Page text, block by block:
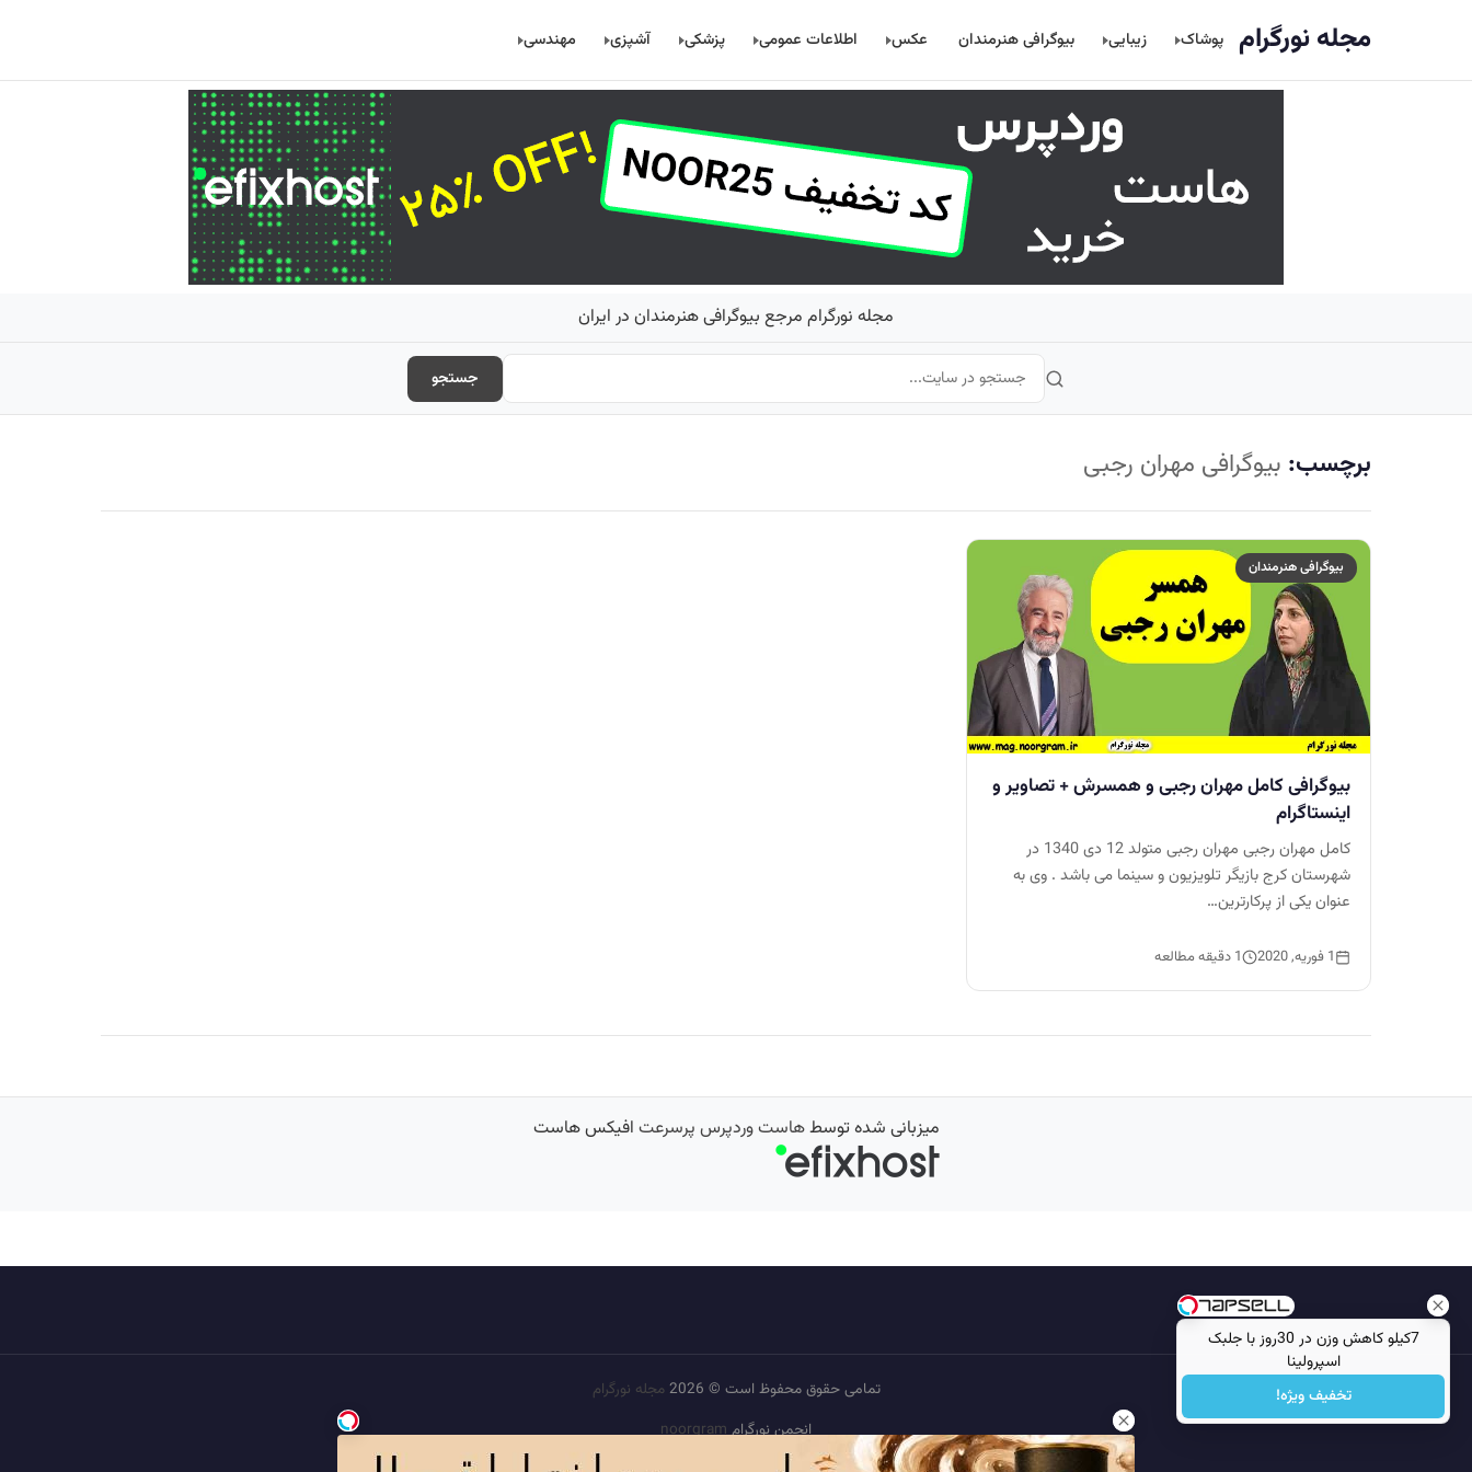
7کیلو کاهش وزن در 30روز با جلبک
اسپرولینا
تخفیف ویژه!
مجله نورگرام پوشاک زیبایی بیوگرافی هنرمندان عکس اطلاعات عمومی پزشکی آشپزی مهندسی
مجله نورگرام مرجع بیوگرافی هنرمندان در ایران
جستجو
برچسب: بیوگرافی مهران رجبی
بیوگرافی هنرمندان
بیوگرافی کامل مهران رجبی و همسرش + تصاویر و
اینستاگرام
کامل مهران رجبی مهران رجبی متولد 12 دی 1340 در
شهرستان کرج بازیگر تلویزیون و سینما می باشد . وی به
عنوان یکی از پرکارترین…
1 فوریه, 2020 1 دقیقه مطالعه
میزبانی شده توسطهاست وردپرس پرسرعت افیکس هاست
تمامی حقوق محفوظ است © 2026
مجله نورگرام
انجمن نورگرامnoorgram